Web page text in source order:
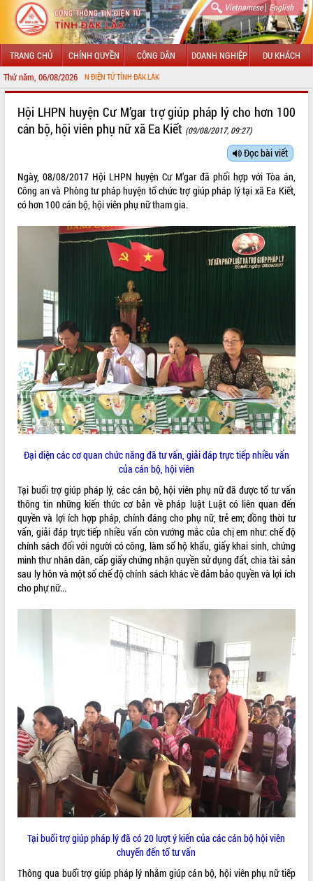
Vietnamese| English
TRANG CHỦ CHÍNH QUYỀN CÔNG DÂN DOANH NGHIỆP DU KHÁCH
Thứ năm, 06/08/2026
THÔNG TIN ĐIỆN TỬ TỈNH ĐẮK LẮK
LÃNH ĐẠO UBND TỈNH
SỞ, BAN, NGÀNH
THÔNG TIN CHỈ ĐẠO ĐIỀU HÀNH
VĂN BẢN HĐND TỈNH
ĐIỂM TIN VĂN BẢN
QUY HOẠCH - KẾ HOẠCH
Không có file video nào để phát.
LIÊN KẾT WEB
Hội LHPN huyện Cư M’gar trợ giúp pháp lý cho hơn 100
cán bộ, hội viên phụ nữ xã Ea Kiết (09/08/2017, 09:27)
Đọc bài viết
Ngày, 08/08/2017 Hội LHPN huyện Cư M’gar đã phối hợp với Tòa án,
Công an và Phòng tư pháp huyện tổ chức trợ giúp pháp lý tại xã Ea Kiết,
có hơn 100 cán bộ, hội viên phụ nữ tham gia.
Đại diện các cơ quan chức năng đã tư vấn, giải đáp trực tiếp nhiều vấn
của cán bộ, hội viên
Tại buổi trợ giúp pháp lý, các cán bộ, hội viên phụ nữ đã được tổ tư vấn
thông tin những kiến thức cơ bản về pháp luật Luật có liên quan đến
quyền và lợi ích hợp pháp, chính đáng cho phụ nữ, trẻ em; đồng thời tư
vấn, giải đáp trực tiếp nhiều vấn còn vướng mắc của chị em như: chế độ
chính sách đối với người có công, làm sổ hộ khẩu, giấy khai sinh, chứng
minh thư nhân dân, cấp giấy chứng nhận quyền sử dụng đất, chia tài sản
sau ly hôn và một số chế độ chính sách khác về đảm bảo quyền và lợi ích
cho phự nữ...
Tại buổi trợ giúp pháp lý đã có 20 lượt ý kiến của các cán bộ hội viên
chuyển đến tổ tư vấn
Thông qua buổi trợ giúp pháp lý nhằm giúp cán bộ, hội viên phụ nữ tiếp